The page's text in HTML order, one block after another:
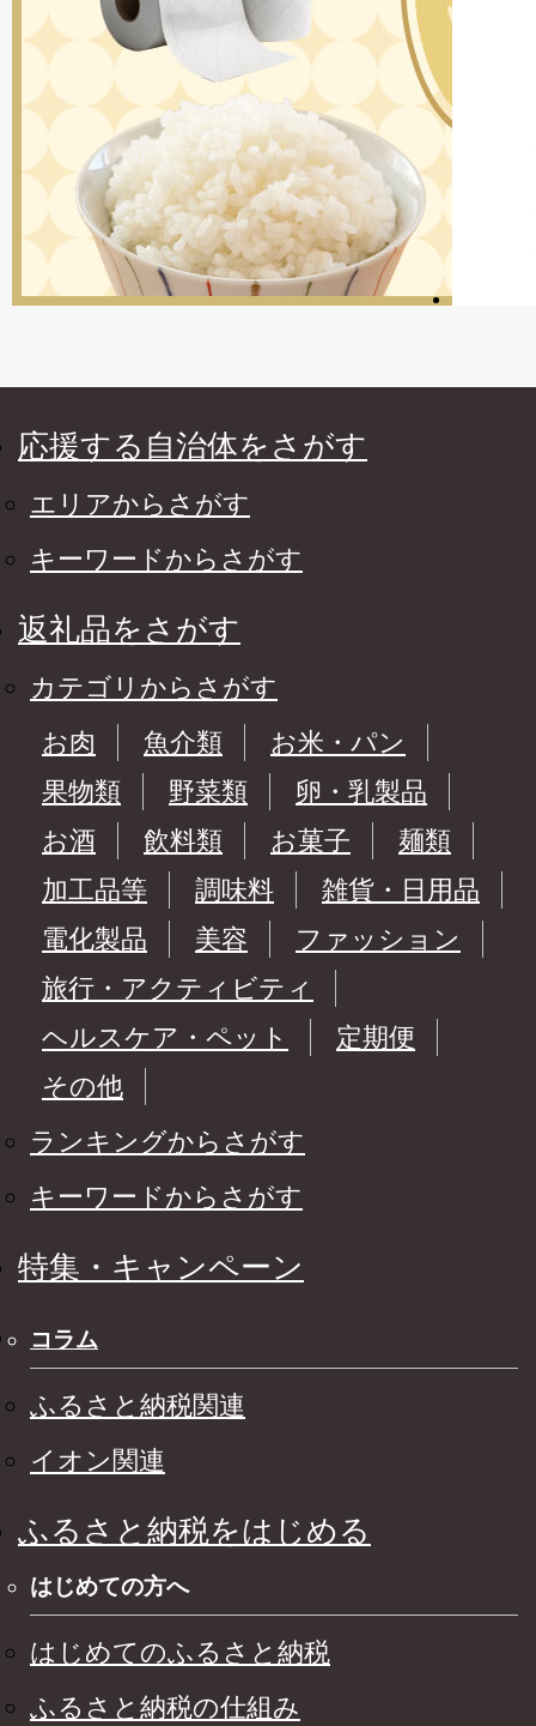
応援する自治体をさがす
エリアからさがす
キーワードからさがす
返礼品をさがす
カテゴリからさがす
お肉
魚介類
お米・パン
果物類
野菜類
卵・乳製品
お酒
飲料類 お菓子
麺類
加工品等
調味料
雑貨・日用品
電化製品
美容
ファッション
旅行・アクティビティ
ヘルスケア・ペット
定期便
その他
ランキングからさがす
キーワードからさがす
特集・キャンペーン
コラム
ふるさと納税関連
イオン関連
ふるさと納税をはじめる
はじめての方へ
はじめてのふるさと納税
ふるさと納税の仕組み